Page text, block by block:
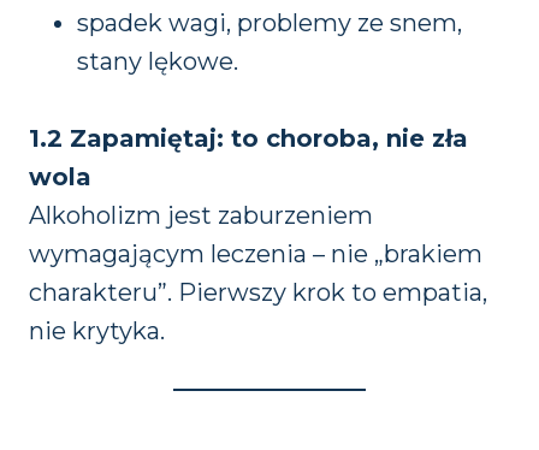
spadek wagi, problemy ze snem,
stany lękowe.
1.2 Zapamiętaj: to choroba, nie zła
wola
Alkoholizm jest zaburzeniem
wymagającym leczenia – nie „brakiem
charakteru”. Pierwszy krok to empatia,
nie krytyka.